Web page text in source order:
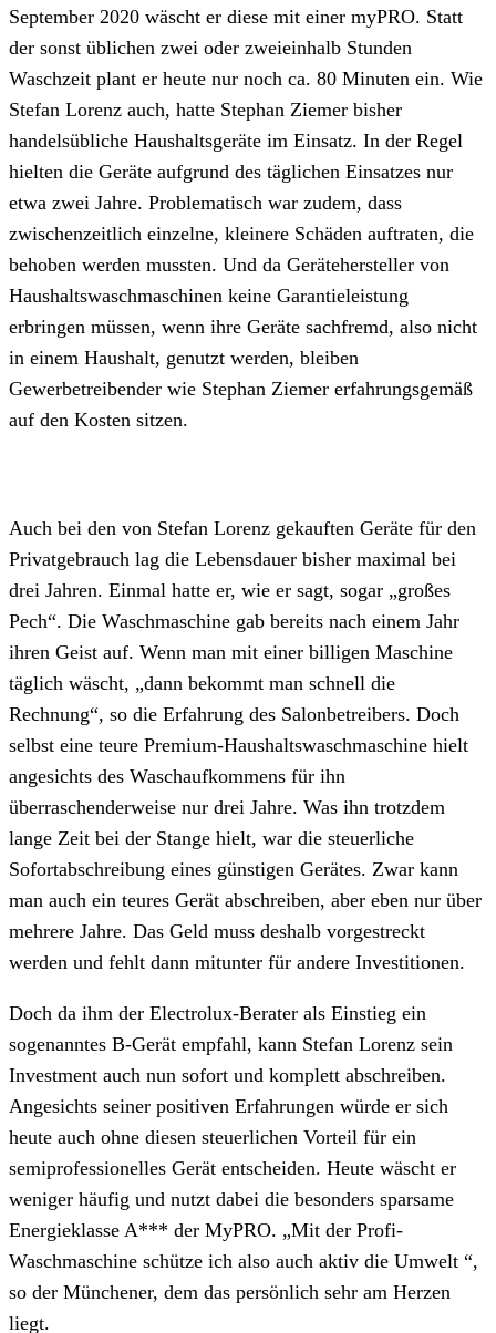
September 2020 wäscht er diese mit einer myPRO. Statt
der sonst üblichen zwei oder zweieinhalb Stunden
Waschzeit plant er heute nur noch ca. 80 Minuten ein. Wie
Stefan Lorenz auch, hatte Stephan Ziemer bisher
handelsübliche Haushaltsgeräte im Einsatz. In der Regel
hielten die Geräte aufgrund des täglichen Einsatzes nur
etwa zwei Jahre. Problematisch war zudem, dass
zwischenzeitlich einzelne, kleinere Schäden auftraten, die
behoben werden mussten. Und da Gerätehersteller von
Haushaltswaschmaschinen keine Garantieleistung
erbringen müssen, wenn ihre Geräte sachfremd, also nicht
in einem Haushalt, genutzt werden, bleiben
Gewerbetreibender wie Stephan Ziemer erfahrungsgemäß
auf den Kosten sitzen.
Auch bei den von Stefan Lorenz gekauften Geräte für den
Privatgebrauch lag die Lebensdauer bisher maximal bei
drei Jahren. Einmal hatte er, wie er sagt, sogar „großes
Pech“. Die Waschmaschine gab bereits nach einem Jahr
ihren Geist auf. Wenn man mit einer billigen Maschine
täglich wäscht, „dann bekommt man schnell die
Rechnung“, so die Erfahrung des Salonbetreibers. Doch
selbst eine teure Premium-Haushaltswaschmaschine hielt
angesichts des Waschaufkommens für ihn
überraschenderweise nur drei Jahre. Was ihn trotzdem
lange Zeit bei der Stange hielt, war die steuerliche
Sofortabschreibung eines günstigen Gerätes. Zwar kann
man auch ein teures Gerät abschreiben, aber eben nur über
mehrere Jahre. Das Geld muss deshalb vorgestreckt
werden und fehlt dann mitunter für andere Investitionen.
Doch da ihm der Electrolux-Berater als Einstieg ein
sogenanntes B-Gerät empfahl, kann Stefan Lorenz sein
Investment auch nun sofort und komplett abschreiben.
Angesichts seiner positiven Erfahrungen würde er sich
heute auch ohne diesen steuerlichen Vorteil für ein
semiprofessionelles Gerät entscheiden. Heute wäscht er
weniger häufig und nutzt dabei die besonders sparsame
Energieklasse A*** der MyPRO. „Mit der Profi-
Waschmaschine schütze ich also auch aktiv die Umwelt “,
so der Münchener, dem das persönlich sehr am Herzen
liegt.